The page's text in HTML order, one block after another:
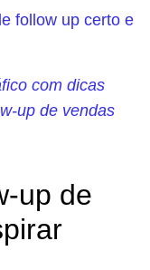
follow up certo e
com dicas
up de vendas
up de